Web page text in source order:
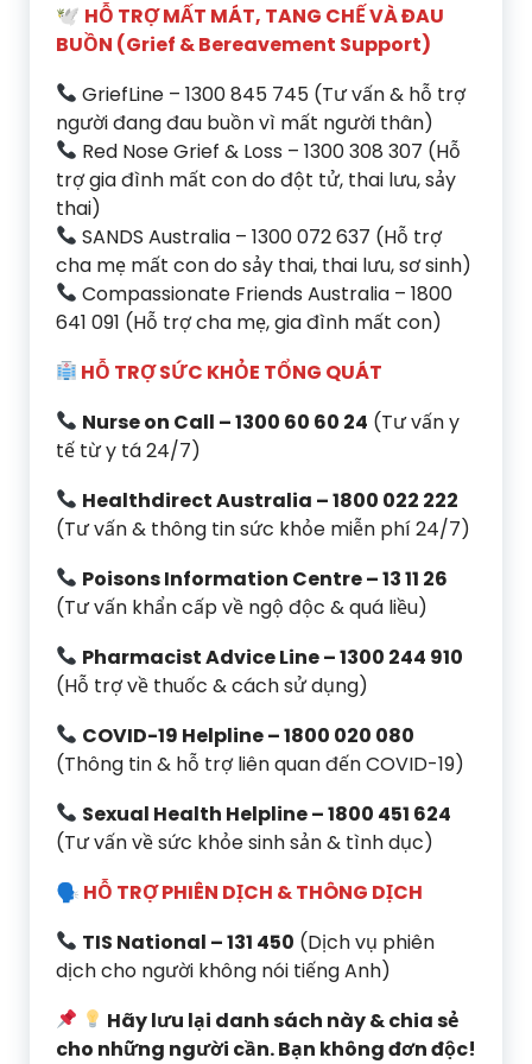
🕊 HỖ TRỢ MẤT MÁT, TANG CHẾ VÀ ĐAU
BUỒN (Grief & Bereavement Support)
GriefLine – 1300 845 745 (Tư vấn & hỗ trợ
người đang đau buồn vì mất người thân)
Red Nose Grief & Loss – 1300 308 307 (Hỗ
trợ gia đình mất con do đột tử, thai lưu, sảy
thai)
SANDS Australia – 1300 072 637 (Hỗ trợ
cha mẹ mất con do sảy thai, thai lưu, sơ sinh)
Compassionate Friends Australia – 1800
641 091 (Hỗ trợ cha mẹ, gia đình mất con)
HỖ TRỢ SỨC KHỎE TỔNG QUÁT
Nurse on Call – 1300 60 60 24 (Tư vấn y
tế từ y tá 24/7)
Healthdirect Australia – 1800 022 222
(Tư vấn & thông tin sức khỏe miễn phí 24/7)
Poisons Information Centre – 13 11 26
(Tư vấn khẩn cấp về ngộ độc & quá liều)
Pharmacist Advice Line – 1300 244 910
(Hỗ trợ về thuốc & cách sử dụng)
COVID-19 Helpline – 1800 020 080
(Thông tin & hỗ trợ liên quan đến COVID-19)
Sexual Health Helpline – 1800 451 624
(Tư vấn về sức khỏe sinh sản & tình dục)
🗣 HỖ TRỢ PHIÊN DỊCH & THÔNG DỊCH
TIS National – 131 450 (Dịch vụ phiên
dịch cho người không nói tiếng Anh)
Hãy lưu lại danh sách này & chia sẻ
cho những người cần. Bạn không đơn độc!